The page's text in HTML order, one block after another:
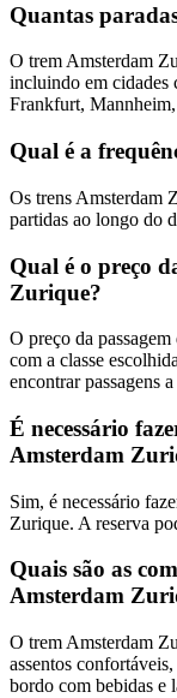
Quantas
O trem Amsterdam
incluindo em cidades
Frankfurt,
Qual é a
Os trens Amsterdam
partidas ao longo do
Qual é o preço
Zurique?
O preço da
com a classe
encontrar passagens
É necessário
Amsterdam
Sim, é necessário
Zurique. A reserva
Quais são as
Amsterdam
O trem Amsterdam
assentos
bordo com bebidas e